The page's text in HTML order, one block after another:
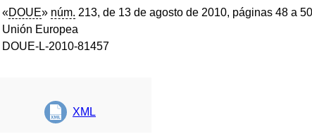
«DOUE» núm. 213, de 13 de agosto de 2010, páginas 48 a
Unión Europea
DOUE-L-2010-81457
XML